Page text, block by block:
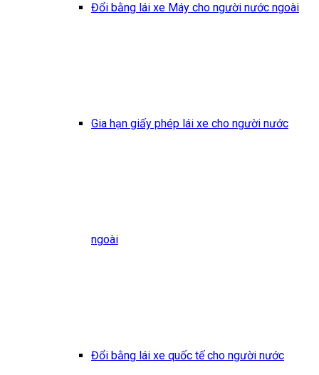
Đổi bằng lái xe Máy cho người nước ngoài
Gia hạn giấy phép lái xe cho người nước
ngoài
Đổi bằng lái xe quốc tế cho người nước